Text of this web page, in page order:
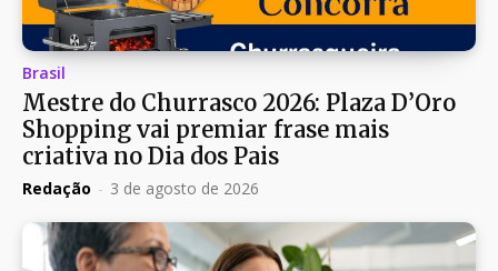
Brasil
Mestre do Churrasco 2026: Plaza D’Oro
Shopping vai premiar frase mais
criativa no Dia dos Pais
Redação - 3 de agosto de 2026